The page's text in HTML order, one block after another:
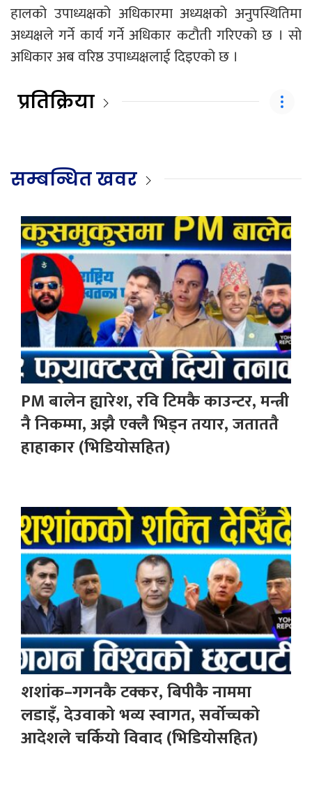
हालको उपाध्यक्षको अधिकारमा अध्यक्षको अनुपस्थितिमा
अध्यक्षले गर्ने कार्य गर्ने अधिकार कटौती गरिएको छ । सो
अधिकार अब वरिष्ठ उपाध्यक्षलाई दिइएको छ ।
प्रतिक्रिया
सम्बन्धित खवर
PM बालेन ह्यारेश, रवि टिमकै काउन्टर, मन्त्री
नै निकम्मा, अझै एक्लै भिड्न तयार, जताततै
हाहाकार (भिडियोसहित)
शशांक–गगनकै टक्कर, बिपीकै नाममा
लडाइँ, देउवाको भव्य स्वागत, सर्वोच्चको
आदेशले चर्कियो विवाद (भिडियोसहित)